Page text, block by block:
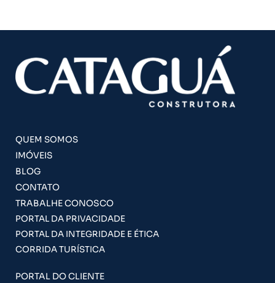
QUEM SOMOS
IMÓVEIS
BLOG
CONTATO
TRABALHE CONOSCO
PORTAL DA PRIVACIDADE
PORTAL DA INTEGRIDADE E ÉTICA
CORRIDA TURÍSTICA
PORTAL DO CLIENTE